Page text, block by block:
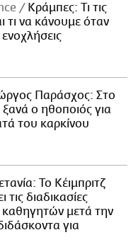
Κράμπες: Τι τις
τι να κάνουμε όταν
Παράσχος: Στο
ο ηθοποιός για
του καρκίνου
Το Κέιμπριτζ
τις διαδικασίες
μετά την
για